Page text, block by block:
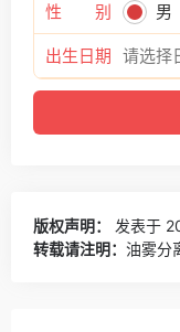
性 别 男
出生日期
版权声明：
发表于
转载请注明： 油雾分